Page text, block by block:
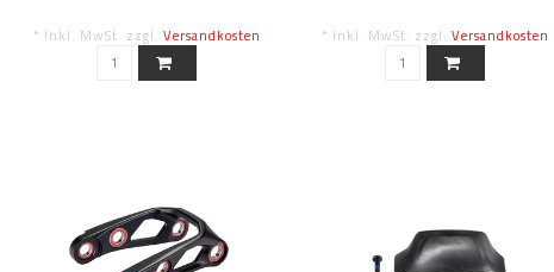
* Inkl. MwSt. zzgl. Versandkosten * Inkl. MwSt. zzgl. Versandkosten